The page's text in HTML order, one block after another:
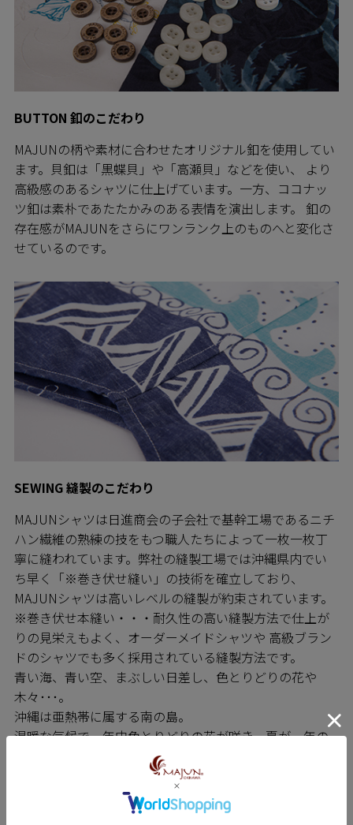
BUTTON 釦のこだわり
MAJUNの柄や素材に合わせたオリジナル釦を使用してい
ます。貝釦は「黒蝶貝」や「高瀬貝」などを使い、 より
高級感のあるシャツに仕上げています。一方、ココナッ
ツ釦は素朴であたたかみのある表情を演出します。 釦の
存在感がMAJUNをさらにワンランク上のものへと変化さ
せているのです。
SEWING 縫製のこだわり
MAJUNシャツは日進商会の子会社で基幹工場であるニチ
ハン繊維の熟練の技をもつ職人たちによって一枚一枚丁
寧に縫われています。弊社の縫製工場では沖縄県内でい
ち早く「※巻き伏せ縫い」の技術を確立しており、
MAJUNシャツは高いレベルの縫製が約束されています。
※巻き伏せ本縫い・・・耐久性の高い縫製方法で仕上が
りの見栄えもよく、オーダーメイドシャツや 高級ブラン
ドのシャツでも多く採用されている縫製方法です。
青い海、青い空、まぶしい日差し、色とりどりの花や
木々･･･。
沖縄は亜熱帯に属する南の島。
温暖な気候で一年中色とりどりの花が咲き、夏が一年の
そんな沖縄で、長い夏を快適にお洒落過ごせる着心地の
良い服が生まれました。